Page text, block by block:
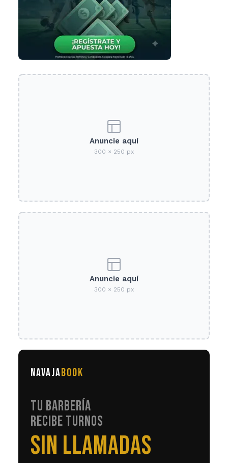
Anuncie aquí
300 × 250 px
Anuncie aquí
300 × 250 px
NAVAJABOOK
TU BARBERÍA
RECIBE TURNOS
EN AUTOMÁTICO